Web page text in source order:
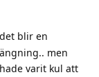
blir en
men
varit kul att